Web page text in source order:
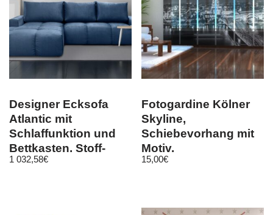
Designer Ecksofa
Atlantic mit
Schlaffunktion und
Bettkasten, Stoff-
sowie Farbauswahl
1 032,58€
Fotogardine Kölner
Skyline,
Schiebevorhang mit
Motiv,
Schiebegardinen, auf
15,00€